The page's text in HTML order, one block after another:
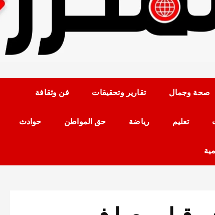
حلمي رئيس
صحة وجمال تقارير وتحقيقات فن وثقافة
تعليم رياضة حق المواطن حوادث